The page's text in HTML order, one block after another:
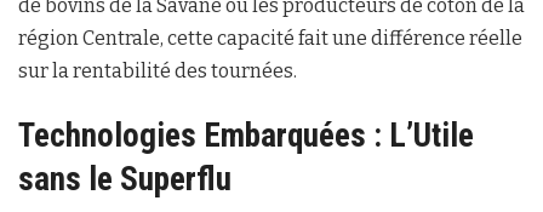
de bovins de la Savane ou les producteurs de coton de la
région Centrale, cette capacité fait une différence réelle
sur la rentabilité des tournées.
Technologies Embarquées : L’Utile
sans le Superflu